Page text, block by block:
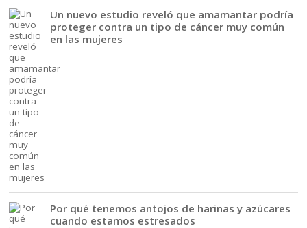
Un nuevo estudio reveló que amamantar podría
proteger contra un tipo de cáncer muy común
en las mujeres
Por qué tenemos antojos de harinas y azúcares
cuando estamos estresados